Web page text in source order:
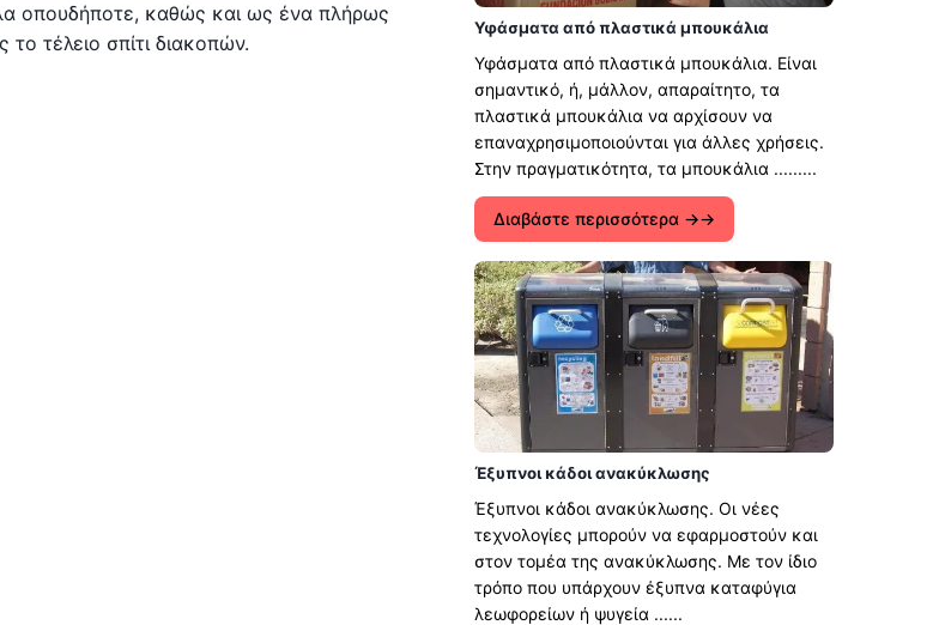
οπουδήποτε, καθώς και ως ένα πλήρως
τέλειο σπίτι διακοπών.
Υφάσματα από πλαστικά μπουκάλια
Υφάσματα από πλαστικά μπουκάλια. Είναι
σημαντικό, ή, μάλλον, απαραίτητο, τα
πλαστικά μπουκάλια να αρχίσουν να
επαναχρησιμοποιούνται για άλλες χρήσεις.
Στην πραγματικότητα, τα μπουκάλια .........
Διαβάστε περισσότερα →
Έξυπνοι κάδοι ανακύκλωσης
Έξυπνοι κάδοι ανακύκλωσης. Οι νέες
τεχνολογίες μπορούν να εφαρμοστούν και
στον τομέα της ανακύκλωσης. Με τον ίδιο
τρόπο που υπάρχουν έξυπνα καταφύγια
λεωφορείων ή ψυγεία ......